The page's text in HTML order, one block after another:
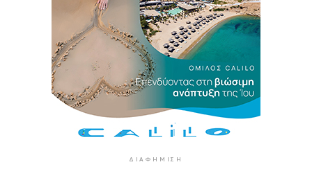
ΔΙΑΦΉΜΙΣΗ